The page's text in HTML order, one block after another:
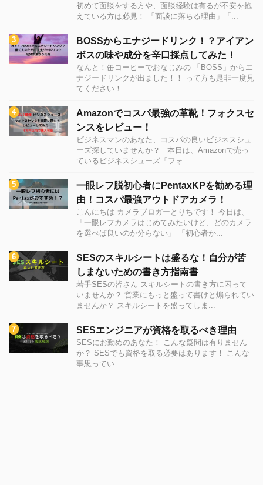
初めて面談をする方や、面談経験は有るが不安を抱
えている方は必見！ 「面談に落ちる理由」「...
BOSSからエナジードリンク！？アイアン
ボスの味や成分を辛口採点してみた！
なんと！缶コーヒーでおなじみの 「BOSS」からエ
ナジードリンクが出ました！！ って方も是非一度見
てください！ ...
Amazonでコスパ最強の革靴！フォクスセ
ンスをレビュー！
ビジネスマンのあなた、コスパの良いビジネスシュ
ーズ探していませんか？ 本日は、Amazonで売っ
ているビジネスシューズ「フォ...
一眼レフ脱初心者にPentaxKPを勧める理
由！コスパ最強アウトドアカメラ！
こんにちは カメラブロガーとりちです！ 今日は、
「一眼レフカメラはじめてみたいけど、どのカメラ
を選べば良いのか分らない」 「初心者か...
SESのスキルシートは盛るな！自分が苦
しまないための書き方指南書
若手SESの皆さん スキルシートの書き方に困って
いませんか？ 営業にもっと盛って書けと煽られてい
ませんか？ スキルシートを盛ってしま...
SESエンジニアが資格を取るべき理由
SESにお勤めのあなた！ こんな疑問は有りません
か？ SESでも資格を取る必要はあります！ こんな
事思ってい...